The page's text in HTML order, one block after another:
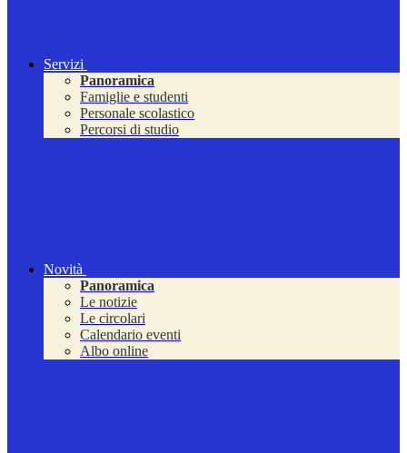
Servizi
Panoramica
Famiglie e studenti
Personale scolastico
Percorsi di studio
Novità
Panoramica
Le notizie
Le circolari
Calendario eventi
Albo online